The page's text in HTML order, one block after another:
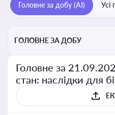
Головне за добу (AI) Усі
ГОЛОВНЕ ЗА ДОБУ
Головне за
стан: наслідки для